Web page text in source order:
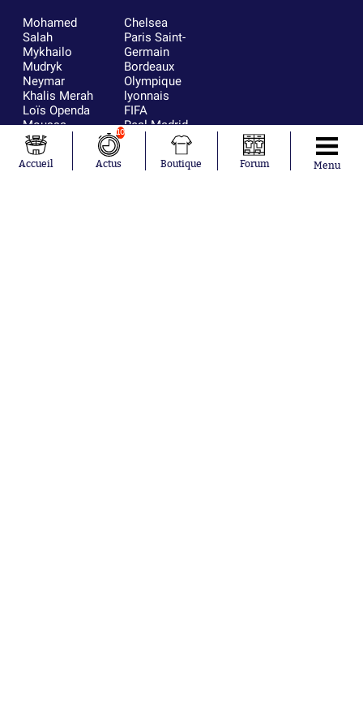
Mohamed
Salah
Mykhailo
Mudryk
Neymar
Khalis Merah
Loïs Openda
Moussa
Niakhaté
Nicolás
Tagliafico
Chelsea
Paris Saint-
Germain
Bordeaux
Olympique
lyonnais
FIFA
Real Madrid
RC Strasbourg
France
Accueil
10
Actus Boutique Forum Menu